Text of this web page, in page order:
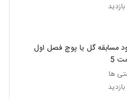
مسابقه گل یا پوچ فصل اول
5
ها